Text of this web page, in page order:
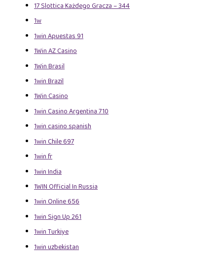
17 Slottica Każdego Gracza – 344
1w
1win Apuestas 91
1Win AZ Casino
1Win Brasil
1win Brazil
1Win Casino
1win Casino Argentina 710
1win casino spanish
1win Chile 697
1win fr
1win India
1WIN Official In Russia
1win Online 656
1win Sign Up 261
1win Turkiye
1win uzbekistan